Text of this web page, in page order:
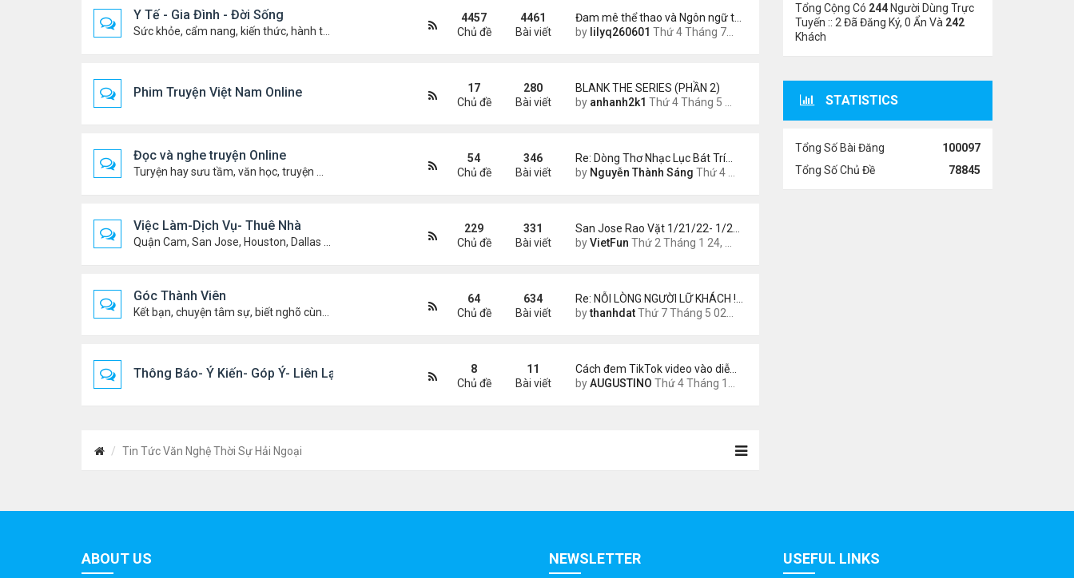
Y Tế - Gia Đình - Đời Sống
Đam mê thể thao và Ngôn ngữ t…
by lilyq260601 Thứ 4 Tháng 7 22, 2026 7:13 pm
4457
Chủ đề
4461
Bài viết
Phim Truyện Việt Nam Online
BLANK THE SERIES (PHẦN 2)
by anhanh2k1 Thứ 4 Tháng 5 29, 2024 3:16 am
17
Chủ đề
280
Bài viết
Đọc và nghe truyện Online
Re: Dòng Thơ Nhạc Lục Bát Trí…
by Nguyễn Thành Sáng Thứ 4 Tháng 8 05, 2026 8:58 pm
54
Chủ đề
346
Bài viết
Việc Làm-Dịch Vụ- Thuê Nhà
San Jose Rao Vặt 1/21/22- 1/2…
byVietFun Thứ 2 Tháng 1 24, 2022 10:25 pm
229
Chủ đề
331
Bài viết
Góc Thành Viên
Re: NỖI LÒNG NGƯỜI LỮ KHÁCH !…
bythanhdatThứ 7 Tháng 5 02, 2026 8:40 am
64
Chủ đề
634
Bài viết
Thông Báo- Ý Kiến- Góp Ý- Liên Lạc
Cách đem TikTok video vào diễ…
byAUGUSTINO Thứ 4 Tháng 11 11, 2020 11:44 am
8
Chủ đề
11
Bài viết
Tin Tức Văn Nghệ Thời Sự Hải Ngoại
Tổng Cộng Có 244Người Dùng Trực
Tuyến :: 2 Đã Đăng Ký, 0 Ẩn Và 242
Khách
STATISTICS
Tổng Số Bài Đăng
100097
Tổng Số Chủ Đề
78845
ABOUT US NEWSLETTER USEFUL LINKS